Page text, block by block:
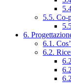
5.5. Co-
6.
6.1.
6.2.